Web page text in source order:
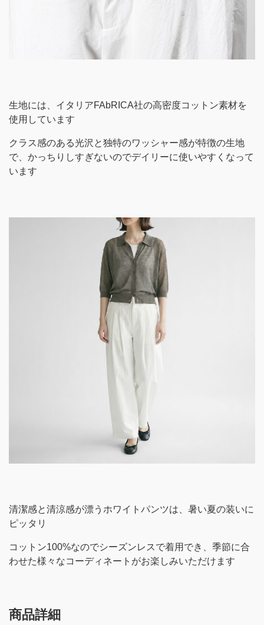
生地には、イタリアFAbRICA社の高密度コットン素材を
使用しています
クラス感のある光沢と独特のワッシャー感が特徴の生地
で、かっちりしすぎないのでデイリーに使いやすくなって
います
清潔感と清涼感が漂うホワイトパンツは、暑い夏の装いに
ピッタリ
コットン100%なのでシーズンレスで着用でき、季節に合
わせた様々なコーディネートがお楽しみいただけます
商品詳細